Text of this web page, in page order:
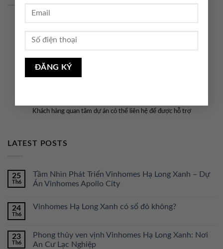
CUNG CẤP THÔNG TIN VÀ HỖ TRỢ GIAO DỊCH
Khách hàng quan tâm dự án có thể liên hệ để được hỗ trợ
LATEST POSTS
25
Th6
Tầm Nhìn Phát Triển Vinhomes Hạ Long Xanh – Dự
Án Vinhomes Apollo City
24
Th6
Vinhomes Hạ Long Xanh có sổ đỏ không?
23
Th6
Phong thủy ven vịnh Vinhomes Hạ Long Xanh: Nơi
An Cư Lạc Nghiệp